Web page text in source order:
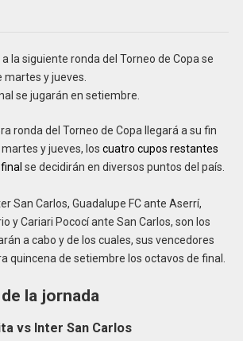
la siguiente ronda del Torneo de Copa se
y jueves.
se jugarán en setiembre.
ronda del Torneo de Copa llegará a su fin
y jueves, los cuatro cupos restantes
se decidirán en diversos puntos del país.
San Carlos, Guadalupe FC ante Aserrí,
y Cariari Pococí ante San Carlos, son los
a cabo y de los cuales, sus vencedores
quincena de setiembre los octavos de final.
la jornada
vs Inter San Carlos